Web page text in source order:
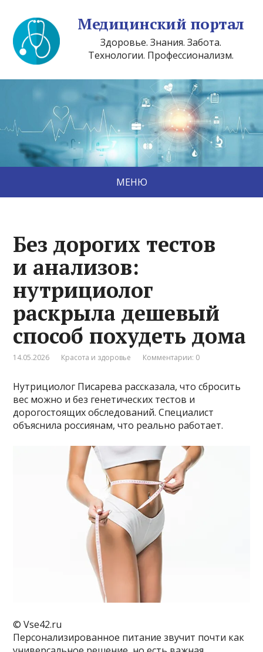
Медицинский портал
Здоровье. Знания. Забота.
Технологии. Профессионализм.
МЕНЮ
Без дорогих тестов
и анализов:
нутрициолог
раскрыла дешевый
способ похудеть дома
14.05.2026 Красота и здоровье Комментарии: 0
Нутрициолог Писарева рассказала, что сбросить
вес можно и без генетических тестов и
дорогостоящих обследований. Специалист
объяснила россиянам, что реально работает.
© Vse42.ru
Персонализированное питание звучит почти как